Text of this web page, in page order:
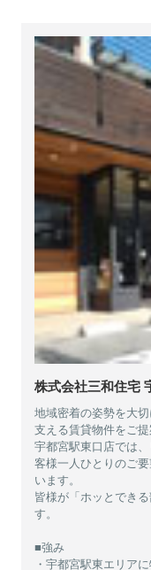
株式会社三和住宅
地域密着の姿勢を大
支える賃貸物件をご提
宇都宮駅東口店では
客様一人ひとりのご
います。
皆様が「ホッとでき
す。
■強み
・宇都宮駅東エリア